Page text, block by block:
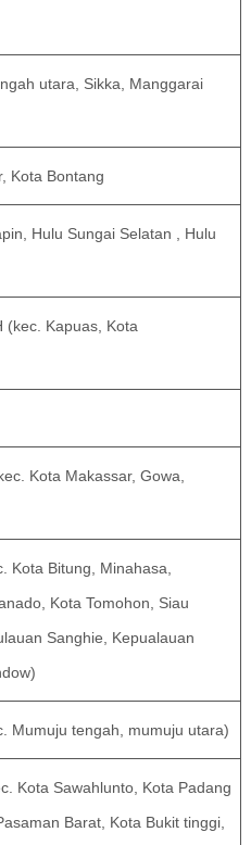
utara, Sikka, Manggarai
Kota Bontang
Hulu Sungai Selatan , Hulu
(kec. Kapuas, Kota
Kota Makassar, Gowa,
Kota Bitung, Minahasa,
Kota Tomohon, Siau
Sanghie, Kepualauan
Mumuju tengah, mumuju utara)
Kota Sawahlunto, Kota Padang
Barat, Kota Bukit tinggi,